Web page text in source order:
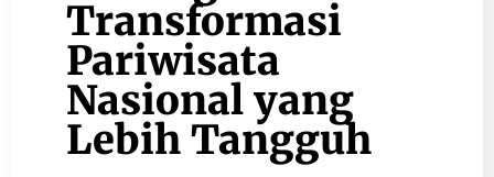
Transformasi
Pariwisata
Nasional yang
Lebih Tangguh